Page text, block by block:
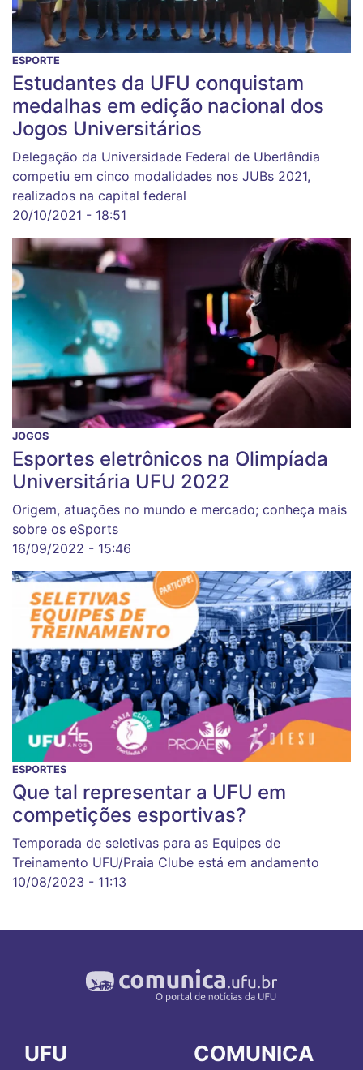
ESPORTE
Estudantes da UFU conquistam
medalhas em edição nacional dos
Jogos Universitários
Delegação da Universidade Federal de Uberlândia
competiu em cinco modalidades nos JUBs 2021,
realizados na capital federal
20/10/2021 - 18:51
JOGOS
Esportes eletrônicos na Olimpíada
Universitária UFU 2022
Origem, atuações no mundo e mercado; conheça mais
sobre os eSports
16/09/2022 - 15:46
ESPORTES
Que tal representar a UFU em
competições esportivas?
Temporada de seletivas para as Equipes de
Treinamento UFU/Praia Clube está em andamento
10/08/2023 - 11:13
UFU COMUNICA